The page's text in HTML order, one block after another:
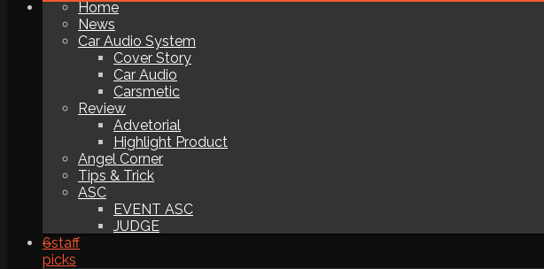
Home
News
Car Audio System
Cover Story
Car Audio
Carsmetic
Review
Advetorial
Highlight Product
Angel Corner
Tips & Trick
ASC
EVENT ASC
JUDGE
6staff
picks